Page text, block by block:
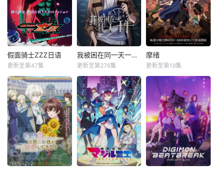
假面骑士ZZZ日语
更新至第47集
我被困在同一天一千年动态漫
更新至第276集
摩绪
更新至第19集